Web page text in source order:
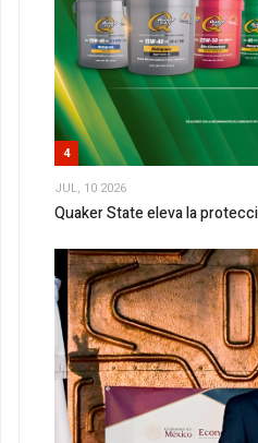
4
JUL, 10 2026
Quaker State eleva la